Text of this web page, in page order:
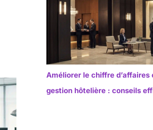
Améliorer le chiffre d’affaires
gestion hôtelière : conseils